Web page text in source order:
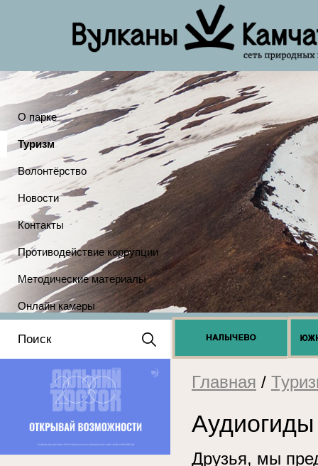
О парке
Туризм
Волонтёрство
Новости
Контакты
Противодействие коррупции
Методические материалы
Онлайн камеры
Положение о выдаче
разрешений 2025
Главная /
Аудиогиды
Друзья, мы